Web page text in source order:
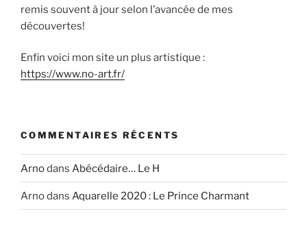
remis souvent à jour selon l’avancée de mes
découvertes!
Enfin voici mon site un plus artistique :
https://www.no-art.fr/
COMMENTAIRES RÉCENTS
Arnodans Abécédaire… Le H
Arnodans Aquarelle 2020 : Le Prince Charmant